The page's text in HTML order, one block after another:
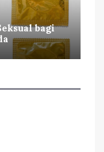
bagi